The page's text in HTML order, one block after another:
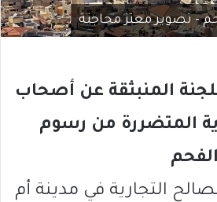
- تصوير معتز محاجنة
المنبثقة عن أصحاب
المتضررة من رسوم
التجارية في مدينة أم